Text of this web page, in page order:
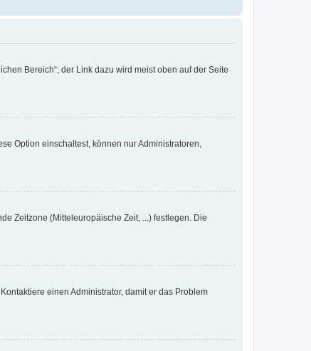
Bereich“; der Link dazu wird meist oben auf der Seite
Option einschaltest, können nur Administratoren,
Zeitzone (Mitteleuropäische Zeit, ...) festlegen. Die
einen Administrator, damit er das Problem